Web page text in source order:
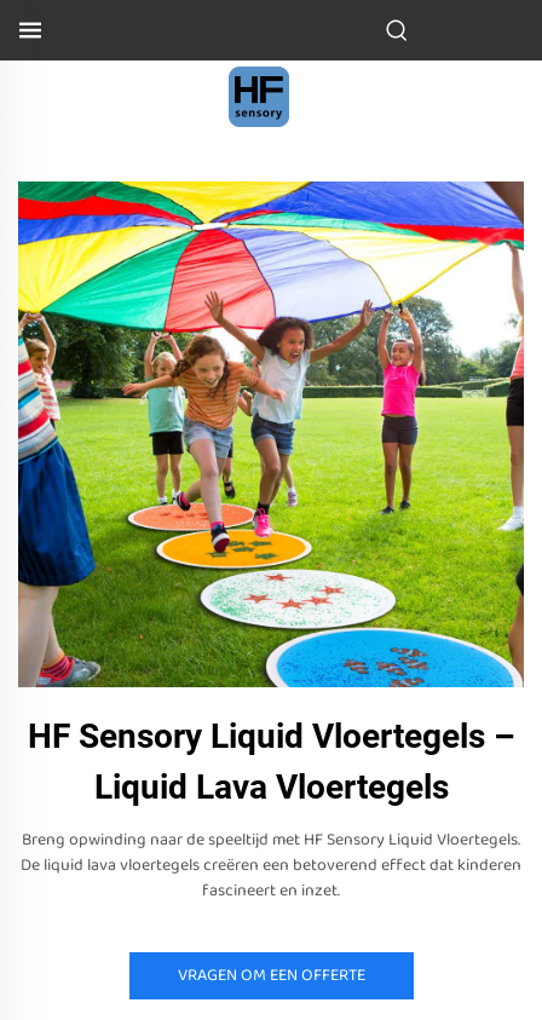
HF Sensory Liquid Vloertegels –
Liquid Lava Vloertegels
Breng opwinding naar de speeltijd met HF Sensory Liquid Vloertegels.
De liquid lava vloertegels creëren een betoverend effect dat kinderen
fascineert en inzet.
VRAGEN OM EEN OFFERTE